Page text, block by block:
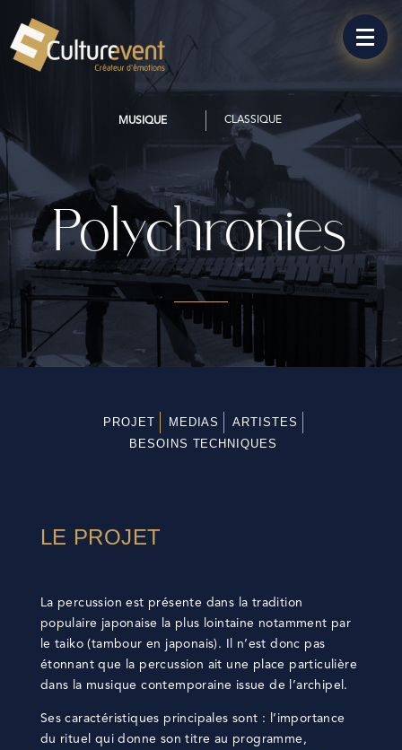
MUSIQUE CLASSIQUE
Polychronies
PROJET MEDIAS
ARTISTES
BESOINS TECHNIQUES
LE PROJET
La percussion est présente dans la tradition
populaire japonaise la plus lointaine notamment par
le taiko (tambour en japonais). Il n’est donc pas
étonnant que la percussion ait une place particulière
dans la musique contemporaine issue de l’archipel.
Ses caractéristiques principales sont : l’importance
du rituel qui donne son titre au programme,